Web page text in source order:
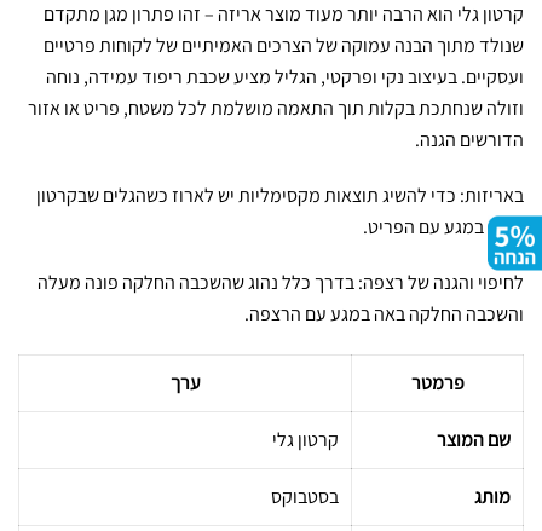
קרטון גלי הוא הרבה יותר מעוד מוצר אריזה – זהו פתרון מגן מתקדם
שנולד מתוך הבנה עמוקה של הצרכים האמיתיים של לקוחות פרטיים
ועסקיים. בעיצוב נקי ופרקטי, הגליל מציע שכבת ריפוד עמידה, נוחה
וזולה שנחתכת בקלות תוך התאמה מושלמת לכל משטח, פריט או אזור
הדורשים הגנה.
באריזות: כדי להשיג תוצאות מקסימליות יש לארוז כשהגלים שבקרטון
באים במגע עם הפריט.
לחיפוי והגנה של רצפה: בדרך כלל נהוג שהשכבה החלקה פונה מעלה
והשכבה החלקה באה במגע עם הרצפה.
פרמטר ערך
שם המוצר קרטון גלי
מותג בסטבוקס